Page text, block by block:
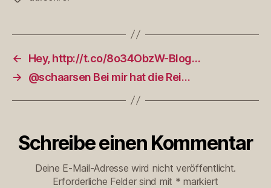
←
Hey, http://t.co/8o34ObzW-Blog…
→
@schaarsen Bei mir hat die Rei…
Schreibe einen Kommentar
Deine E-Mail-Adresse wird nicht veröffentlicht.
Erforderliche Felder sind mit * markiert